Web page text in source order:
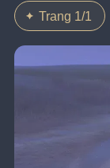
Trang 1/1